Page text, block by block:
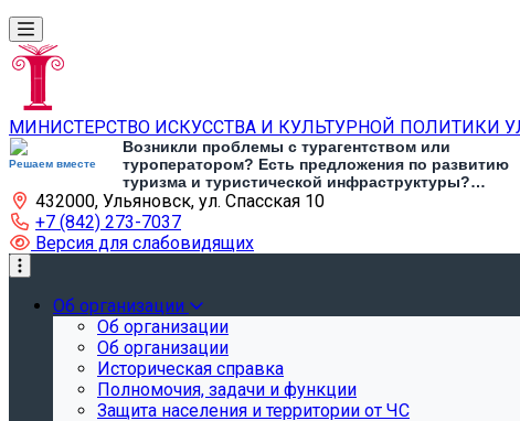
МИНИСТЕРСТВО ИСКУССТВА И КУЛЬТУРНОЙ ПОЛИТИКИ
Решаем вместе
Возникли проблемы с турагентством или
туроператором? Есть предложения по развитию
туризма и туристической инфраструктуры?
Напишите об этом
432000, Ульяновск, ул. Спасская 10
+7 (842) 273-7037
Версия для слабовидящих
Об организации
Об организации
Об организации
Историческая справка
Полномочия, задачи и функции
Защита населения и территории от ЧС